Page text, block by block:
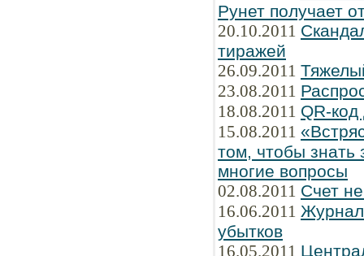
Рунет получает
20.10.2011
тиражей
26.09.2011
23.08.2011
18.08.2011 QR-код
15.08.2011
том, чтобы знать
многие вопросы
02.08.2011 Счет
16.06.2011 Журнал
убытков
16.05.2011